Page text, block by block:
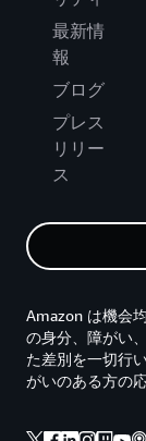
最新情
報
ブログ
プレス
リリー
ス
Amazon は機会
の身分、障がい
た差別を一切行
がいのある方の